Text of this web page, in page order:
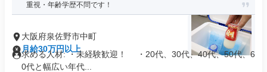
重視・年齢学歴不問です！
大阪府泉佐野市中町
月給30万円以上
求める人材: ・未経験歓迎！ ・20代、30代、40代、50代、6
0代と幅広い年代...